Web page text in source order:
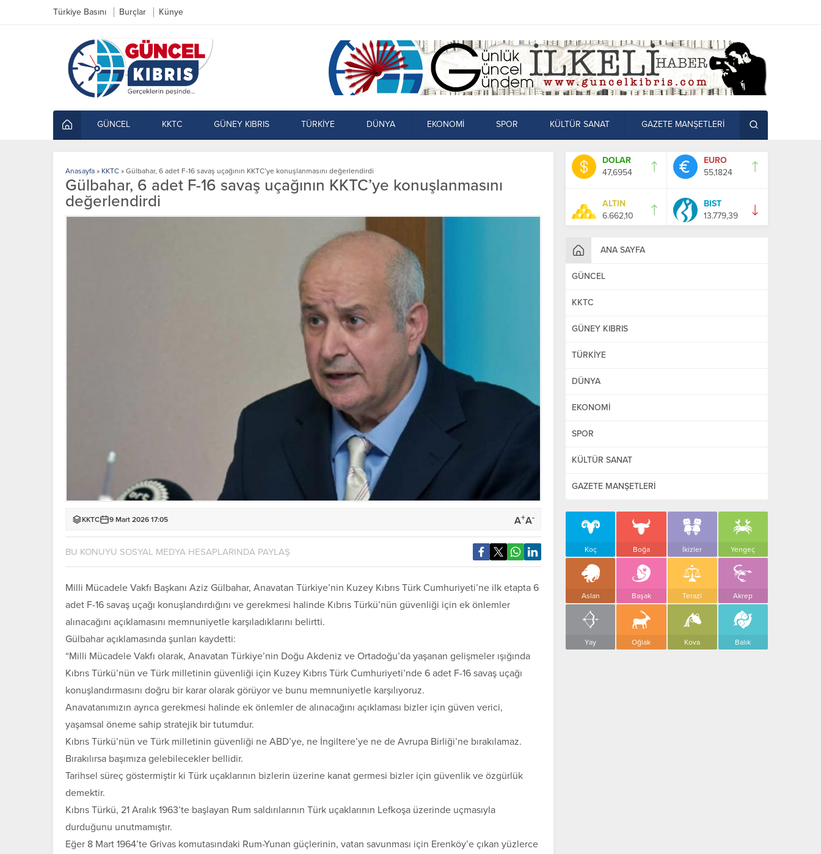
Türkiye Basını Burçlar Künye
GÜNCEL KKTC GÜNEY KIBRIS TÜRKİYE DÜNYA EKONOMİ SPOR KÜLTÜR SANAT GAZETE MANŞETLERİ
DOLAR
47,6954
EURO
55,1824
ALTIN
6.662,10
BIST
13.779,39
ANA SAYFA
GÜNCEL
KKTC
GÜNEY KIBRIS
TÜRKİYE
DÜNYA
EKONOMİ
SPOR
KÜLTÜR SANAT
GAZETE MANŞETLERİ
Koç Boğa İkizler Yengeç
Aslan Başak Terazi Akrep
Yay Oğlak Kova Balık
Anasayfa » KKTC » Gülbahar, 6 adet F-16 savaş uçağının KKTC’ye konuşlanmasını değerlendirdi
Gülbahar, 6 adet F-16 savaş uçağının KKTC’ye konuşlanmasını
değerlendirdi
KKTC 9 Mart 2026 17:05 A+A-
BU KONUYU SOSYAL MEDYA HESAPLARINDA PAYLAŞ
Milli Mücadele Vakfı Başkanı Aziz Gülbahar, Anavatan Türkiye’nin Kuzey Kıbrıs Türk Cumhuriyeti’ne ilk etapta 6
adet F-16 savaş uçağı konuşlandırdığını ve gerekmesi halinde Kıbrıs Türkü’nün güvenliği için ek önlemler
alınacağını açıklamasını memnuniyetle karşıladıklarını belirtti.
Gülbahar açıklamasında şunları kaydetti:
“Milli Mücadele Vakfı olarak, Anavatan Türkiye’nin Doğu Akdeniz ve Ortadoğu’da yaşanan gelişmeler ışığında
Kıbrıs Türkü’nün ve Türk milletinin güvenliği için Kuzey Kıbrıs Türk Cumhuriyeti’nde 6 adet F-16 savaş uçağı
konuşlandırmasını doğru bir karar olarak görüyor ve bunu memnuniyetle karşılıyoruz.
Anavatanımızın ayrıca gerekmesi halinde ek önlemler de alınacağını açıklaması bizler için güven verici,
yaşamsal öneme sahip stratejik bir tutumdur.
Kıbrıs Türkü’nün ve Türk milletinin güvenliği ne ABD’ye, ne İngiltere’ye ne de Avrupa Birliği’ne bırakılamaz.
Bırakılırsa başımıza gelebilecekler bellidir.
Tarihsel süreç göstermiştir ki Türk uçaklarının bizlerin üzerine kanat germesi bizler için güvenlik ve özgürlük
demektir.
Kıbrıs Türkü, 21 Aralık 1963’te başlayan Rum saldırılarının Türk uçaklarının Lefkoşa üzerinde uçmasıyla
durduğunu unutmamıştır.
Eğer 8 Mart 1964’te Grivas komutasındaki Rum-Yunan güçlerinin, vatan savunması için Erenköy’e çıkan yüzlerce